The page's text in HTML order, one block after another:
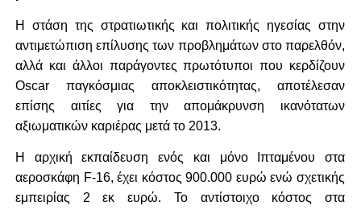
Η στάση της στρατιωτικής και πολιτικής ηγεσίας στην
αντιμετώπιση επίλυσης των προβλημάτων στο παρελθόν,
αλλά και άλλοι παράγοντες πρωτότυποι που κερδίζουν
Oscar παγκόσμιας αποκλειστικότητας, αποτέλεσαν
επίσης αιτίες για την απομάκρυνση ικανότατων
αξιωματικών καριέρας μετά το 2013.
Η αρχική εκπαίδευση ενός και μόνο Ιπταμένου στα
αεροσκάφη F-16, έχει κόστος 900.000 ευρώ ενώ σχετικής
εμπειρίας 2 εκ ευρώ. Το αντίστοιχο κόστος στα